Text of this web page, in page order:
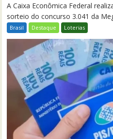
A Caixa Econômica Federal
sorteio do concurso 3.041 da
Brasil Destaque Loterias